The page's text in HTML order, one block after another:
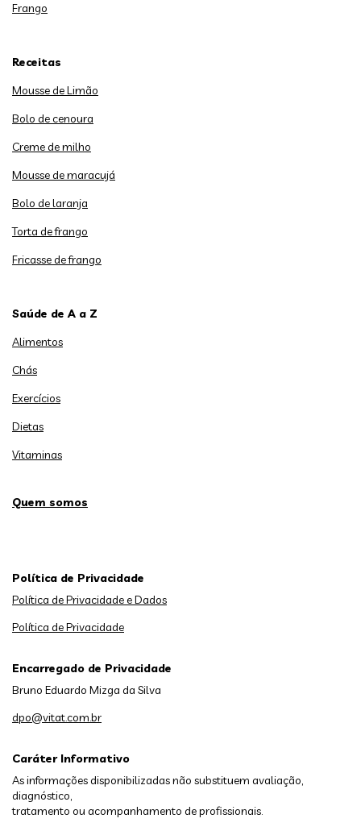
Frango
Receitas
Mousse de Limão
Bolo de cenoura
Creme de milho
Mousse de maracujá
Bolo de laranja
Torta de frango
Fricasse de frango
Saúde de A a Z
Alimentos
Chás
Exercícios
Dietas
Vitaminas
Quem somos
Caráter Informativo
As informações disponibilizadas não substituem avaliação,
diagnóstico,
tratamento ou acompanhamento de profissionais.
Política de Privacidade
Política de Privacidade e Dados
Política de Privacidade
Encarregado de Privacidade
Bruno Eduardo Mizga da Silva
dpo@vitat.com.br